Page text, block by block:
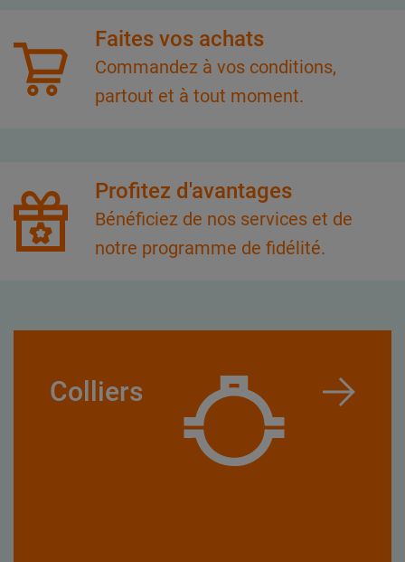
Faites vos achats
Commandez à vos conditions,
partout et à tout moment.
Profitez d'avantages
Bénéficiez de nos services et de
notre programme de fidélité.
Colliers